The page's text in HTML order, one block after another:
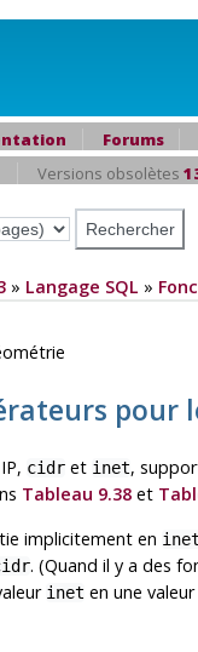
Forums
Versions obsolètes
» Langage SQL »
pour
cidr et inet,
Tableau 9.38 et
implicitement en inet
. (Quand il y a des
inet en une valeur